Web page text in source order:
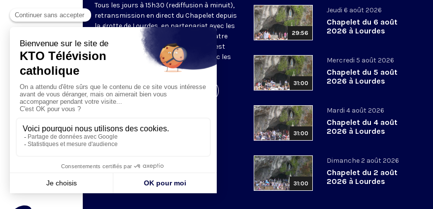
Tous les jours à 15h30 (rediffusion à minuit),
retransmission en direct du Chapelet depuis
la grotte de Lourdes, en partenariat avec les
Sanctuaires. Chaque jour, l'une des quatre
méditations des mystères du Rosaire est
proposée en communion de prière avec les
Visiter la page de l'émission
29:56
Jeudi 6 août 2026
Chapelet du 6 août
2026 à Lourdes
31:00
Mercredi 5 août 2026
Chapelet du 5 août
2026 à Lourdes
31:00
Mardi 4 août 2026
Chapelet du 4 août
2026 à Lourdes
31:00
Dimanche 2 août 2026
Chapelet du 2 août
2026 à Lourdes